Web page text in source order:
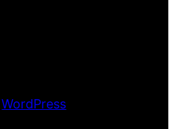
WordPress